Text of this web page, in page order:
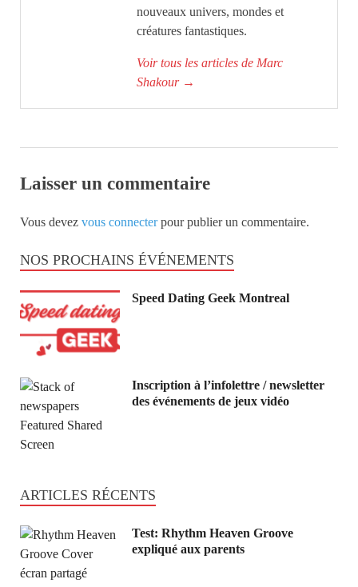
nouveaux univers, mondes et
créatures fantastiques.
Voir tous les articles de Marc
Shakour →
Laisser un commentaire
Vous devez vous connecterpour publier un commentaire.
NOS PROCHAINS ÉVÉNEMENTS
Speed Dating Geek Montreal
Inscription à l’infolettre / newsletter
des événements de jeux vidéo
ARTICLES RÉCENTS
Test: Rhythm Heaven Groove
expliqué aux parents